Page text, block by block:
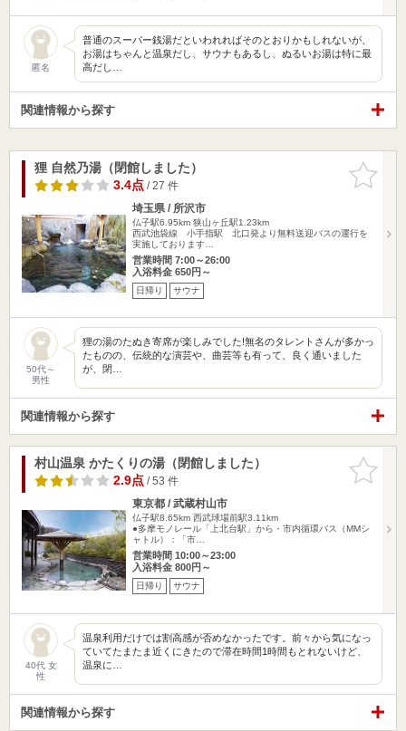
匿名
普通のスーパー銭湯だといわれればそのとおりかもしれないが、
お湯はちゃんと温泉だし、サウナもあるし、ぬるいお湯は特に最
高だし…
関連情報から探す
お気に入
りに追加
狸 自然乃湯（閉館しました）
3.4点/ 27 件
埼玉県 / 所沢市
仏子駅6.95km 狭山ヶ丘駅1.23km
西武池袋線 小手指駅 北口発より無料送迎バスの運行を
実施しております…
営業時間 7:00～26:00
入浴料金 650円～
日帰り サウナ
50代～
男性
狸の湯のたぬき寄席が楽しみでした!無名のタレントさんが多かっ
たものの、伝統的な演芸や、曲芸等も有って、良く通いました
が、閉…
関連情報から探す
お気に入
りに追加
村山温泉 かたくりの湯（閉館しました）
2.9点/ 53 件
東京都 / 武蔵村山市
仏子駅8.65km 西武球場前駅3.11km
●多摩モノレール「上北台駅」から・市内循環バス（MMシ
ャトル）：「市…
営業時間 10:00～23:00
入浴料金 800円～
日帰り サウナ
40代 女
性
温泉利用だけでは割高感が否めなかったです。前々から気になっ
ていてたまたま近くにきたので滞在時間1時間もとれないけど、
温泉に…
関連情報から探す